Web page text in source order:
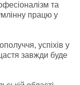
та
працю у
успіхів у
завжди буде